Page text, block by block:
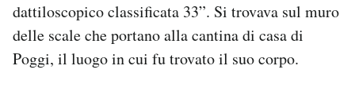
dattiloscopico classificata 33”. Si trovava sul muro
delle scale che portano alla cantina di casa di
Poggi, il luogo in cui fu trovato il suo corpo.